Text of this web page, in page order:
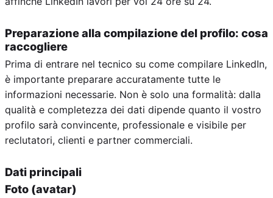
Preparazione alla compilazione del profilo: cosa
raccogliere
Prima di entrare nel tecnico su come compilare LinkedIn,
è importante preparare accuratamente tutte le
informazioni necessarie. Non è solo una formalità: dalla
qualità e completezza dei dati dipende quanto il vostro
profilo sarà convincente, professionale e visibile per
reclutatori, clienti e partner commerciali.
Dati principali
Foto (avatar)